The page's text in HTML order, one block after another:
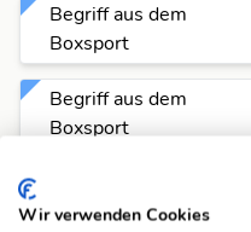
Begriff aus dem
Boxsport
Begriff aus dem
Boxsport
Boxsport
Wir verwenden Cookies